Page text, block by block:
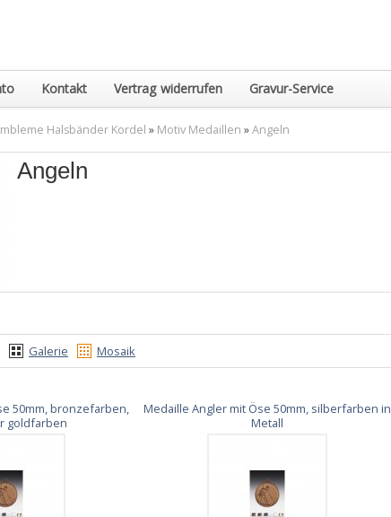
Kontakt Vertrag widerrufen Gravur-Service
Halsbänder Kordel » Motiv Medaillen »Angeln
Angeln
Galerie Mosaik
50mm, bronzefarben,
goldfarben
Medaille Angler mit Öse 50mm, silberfarben in
Metall